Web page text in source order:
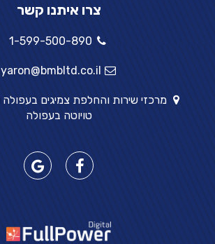
צרו איתנו קשר
1-599-500-890
yaron@bmbltd.co.il
מרכזי שירות והחלפת צמיגים בעפולה
טויוטה בעפולה